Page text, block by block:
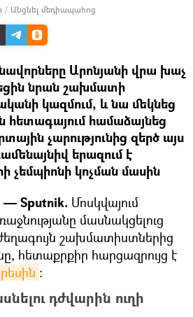
/ Անցնել մեդիապահոց
Արոնյանի վրա խաչ
նրան շախմատի
կազմում, և նա մեկնեց
հետագայում համաձայնեց
չարությունից զերծ այս
երազում է
կոչման մասին
Sputnik. Մոսկվայում
մասնակցելուց
շախմատիստներից
հետաքրքիր հարցազրույց է
։
դժվարին ուղի